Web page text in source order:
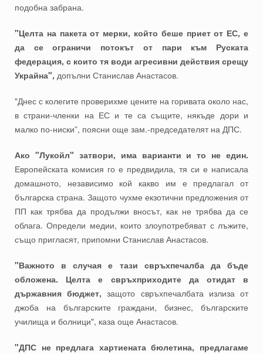
подобна забрана.
"Целта на пакета от мерки, който беше приет от ЕС, е
да се ограничи потокът от пари към Руската
федерация, с които тя води агресивни действия срещу
Украйна", допълни Станислав Анастасов.
"Днес с колегите проверихме цените на горивата около нас,
в страни-членки на ЕС и те са същите, някъде дори и
малко по-ниски”, поясни още зам.-председателят на ДПС.
Ако "Лукойл" затвори, има варианти и то не един.
Европейската комисия го е предвидила, тя си е написала
домашното, независимо кой какво им е предлагал от
българска страна. Защото чухме екзотични предложения от
ПП как трябва да продължи вносът, как не трябва да се
облага. Определи медии, които злоупотребяват с лъжите,
също пригласят, припомни Станислав Анастасов.
"Важното в случая е тази свръхпечалба да бъде
обложена. Целта е свръхприходите да отидат в
държавния бюджет, защото свръхпечалбата излиза от
джоба на българските граждани, бизнес, българските
училища и болници", каза още Анастасов.
"ДПС не предлага хартиената бюлетина, предлагаме